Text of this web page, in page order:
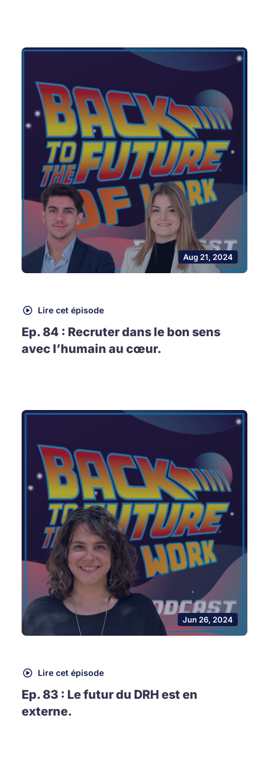
Aug 21, 2024
Lire cet épisode
Ep. 84 : Recruter dans le bon sens
avec l’humain au cœur.
Jun 26, 2024
Lire cet épisode
Ep. 83 : Le futur du DRH est en
externe.